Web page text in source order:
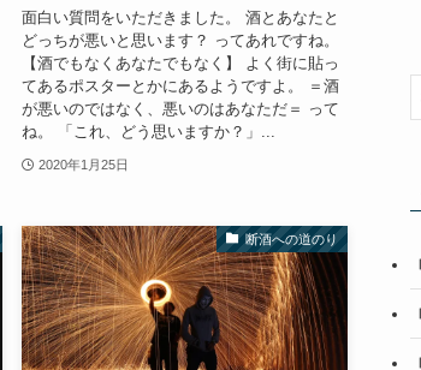
面白い質問をいただきました。 酒とあなたと
どっちが悪いと思います？ ってあれですね。
【酒でもなくあなたでもなく】 よく街に貼っ
てあるポスターとかにあるようですよ。 ＝酒
が悪いのではなく、悪いのはあなただ＝ って
ね。 「これ、どう思いますか？」...
2020年1月25日
断酒への道のり